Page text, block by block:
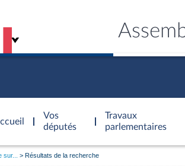
Vos
députés
Travaux
parlementaires
Résultats de la recherche